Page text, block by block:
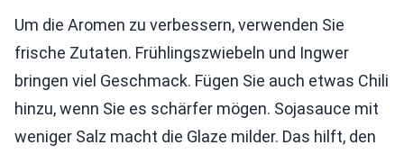
Um die Aromen zu verbessern, verwenden Sie
frische Zutaten. Frühlingszwiebeln und Ingwer
bringen viel Geschmack. Fügen Sie auch etwas Chili
hinzu, wenn Sie es schärfer mögen. Sojasauce mit
weniger Salz macht die Glaze milder. Das hilft, den